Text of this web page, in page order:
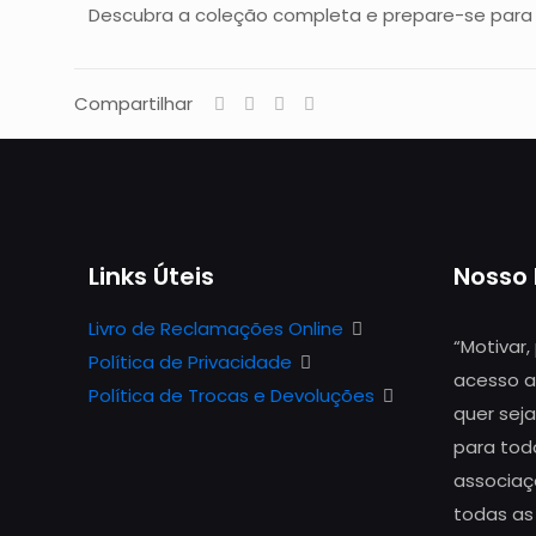
Descubra a coleção completa e prepare-se
Compartilhar
Links Úteis
Livro de Reclamações Online
Política de Privacidade
Política de Trocas e Devoluções
acesso
quer
para
todas